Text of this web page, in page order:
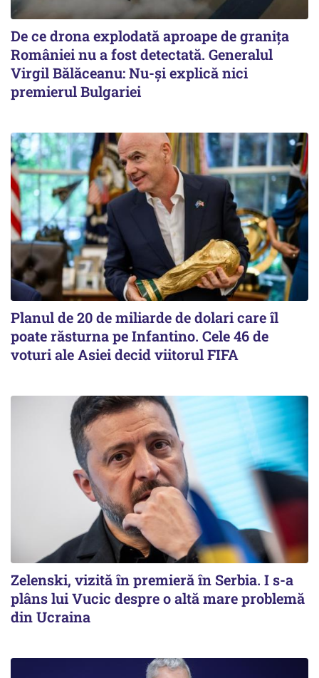
De ce drona explodată aproape de granița
României nu a fost detectată. Generalul
Virgil Bălăceanu: Nu-și explică nici
premierul Bulgariei
Planul de 20 de miliarde de dolari care îl
poate răsturna pe Infantino. Cele 46 de
voturi ale Asiei decid viitorul FIFA
Zelenski, vizită în premieră în Serbia. I s-a
plâns lui Vucic despre o altă mare problemă
din Ucraina